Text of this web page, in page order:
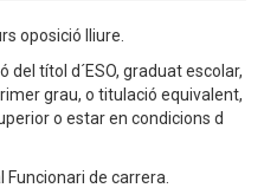
oposició lliure.
del títol d´ESO, graduat escolar,
grau, o titulació equivalent,
o estar en condicions d
de carrera.